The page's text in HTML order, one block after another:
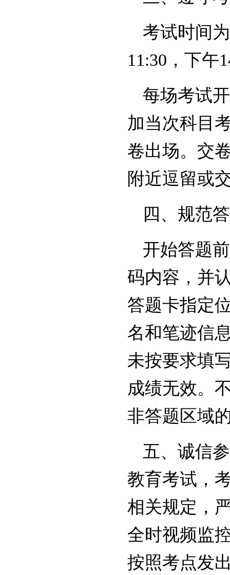
考试时间
11:30，下午
每场考试
加当次科目
卷出场。交
附近逗留或
四、规范
开始答题
码内容，并
答题卡指定
名和笔迹信
未按要求填
成绩无效。
非答题区域
五、诚信
教育考试，
相关规定，
全时视频监
按照考点发